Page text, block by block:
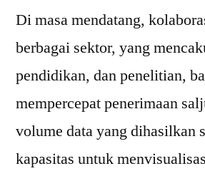
Di masa mendatang,
berbagai sektor, yang
pendidikan, dan penelitian,
mempercepat penerimaan
volume data yang dihasilkan
kapasitas untuk